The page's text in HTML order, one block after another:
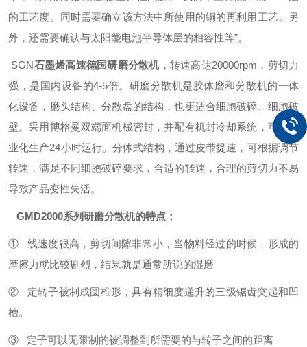
的工艺度。同时需要确立该方法中所使用的铜的再利用工艺。另
外，还需要确认与太阳能电池半导体层的相容性等”。
SGN石墨烯高速德国研磨分散机，转速高达20000rpm，剪切力
强，是国内设备的4-5倍。研磨分散机是胶体磨和分散机的一体
化设备，磨头结构、分散盘的结构，也更适合细胞破碎、细胞破
壁。采用博格曼双端面机械密封，并配有机封冷却系统，可供工
业化生产24小时运行。分体式结构，通过皮带提速，可根据调节
转速，满足不同细胞破碎要求，合适的转速，合理的剪切力不易
导致产品变性失活。
GMD2000系列研磨分散机的特点：
① 线速度很高，剪切间隙非常小，当物料经过的时候，形成的
摩擦力就比较剧烈，结果就是通常所说的湿磨
② 定转子被制成圆椎形，具有精细度递升的三级锯齿突起和凹
槽。
③ 定子可以无限制的被调整到所需要的与转子之间的距离